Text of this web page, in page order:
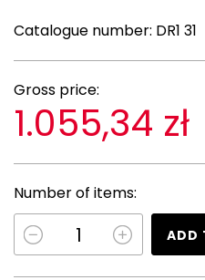
Catalogue number: DR1 31
Gross price:
1.055,34 zł
Number of items:
ADD